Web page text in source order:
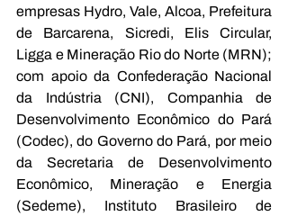
empresas Hydro, Vale, Alcoa, Prefeitura
de Barcarena, Sicredi, Elis Circular,
Ligga e Mineração Rio do Norte (MRN);
com apoio da Confederação Nacional
da Indústria (CNI), Companhia de
Desenvolvimento Econômico do Pará
(Codec), do Governo do Pará, por meio
da Secretaria de Desenvolvimento
Econômico, Mineração e Energia
(Sedeme), Instituto Brasileiro de